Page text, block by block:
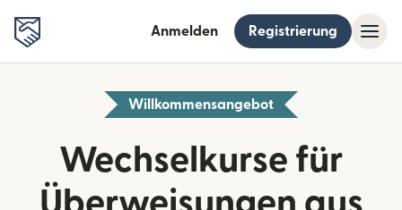
Anmelden Registrierung
Willkommensangebot
Wechselkurse für